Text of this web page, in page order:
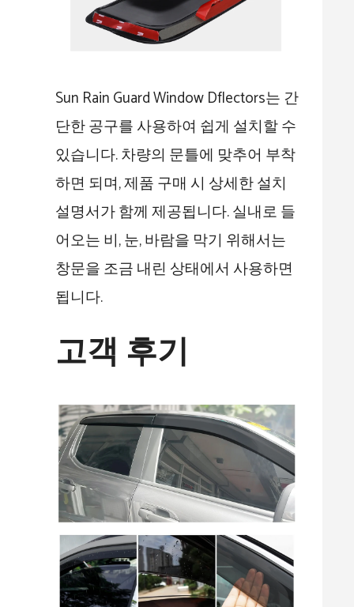
Sun Rain Guard Window Dflectors는 간
단한 공구를 사용하여 쉽게 설치할 수
있습니다. 차량의 문틀에 맞추어 부착
하면 되며, 제품 구매 시 상세한 설치
설명서가 함께 제공됩니다. 실내로 들
어오는 비, 눈, 바람을 막기 위해서는
창문을 조금 내린 상태에서 사용하면
됩니다.
고객 후기